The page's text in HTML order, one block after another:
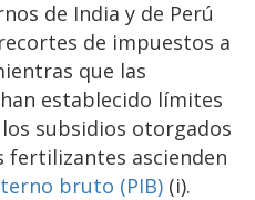
de India y de Perú
de impuestos a
que las
establecido límites
subsidios otorgados
fertilizantes ascienden
bruto (PIB) (i).